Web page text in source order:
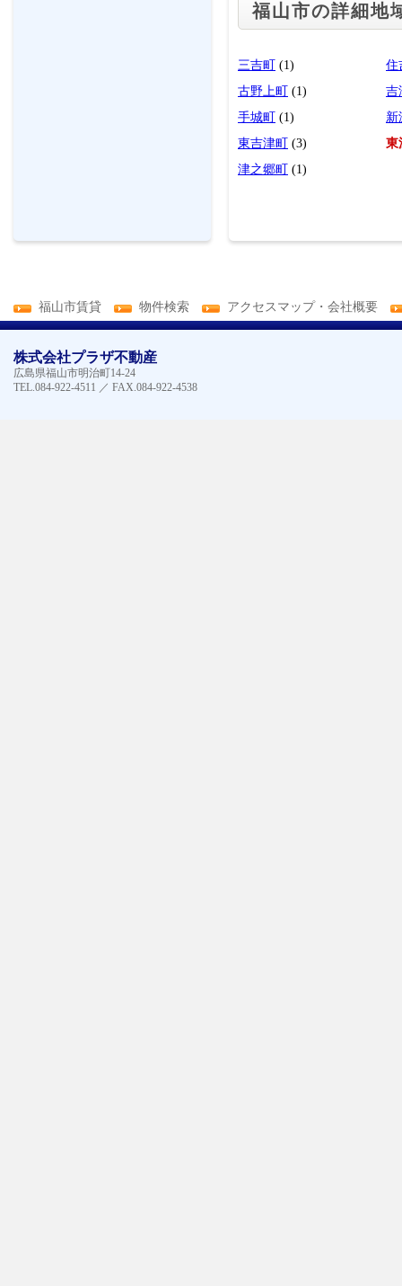
福山市の詳細地
三吉町 (1)
住
古野上町
(1)
吉
手城町
(1)
新
東吉津町
(3)
東
津之郷町
(1)
福山市賃貸 物件検索 アクセスマップ・会社概要
株式会社プラザ不動産
広島県福山市明治町14-24
TEL.084-922-4511 ／ FAX.084-922-4538